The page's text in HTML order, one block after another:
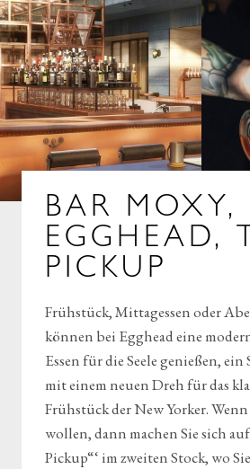
BAR MOXY,
EGGHEAD,
PICKUP
Frühstück, Mittagessen oder
können bei Egghead eine
Essen für die Seele genießen,
mit einem neuen Dreh für das
Frühstück der New Yorker. Wenn
wollen, dann machen Sie sich
Pickup“‘ im zweiten Stock, wo